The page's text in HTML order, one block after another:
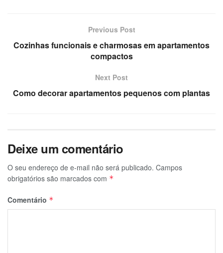
Previous Post
Cozinhas funcionais e charmosas em apartamentos
compactos
Next Post
Como decorar apartamentos pequenos com plantas
Deixe um comentário
O seu endereço de e-mail não será publicado. Campos
obrigatórios são marcados com *
Comentário *